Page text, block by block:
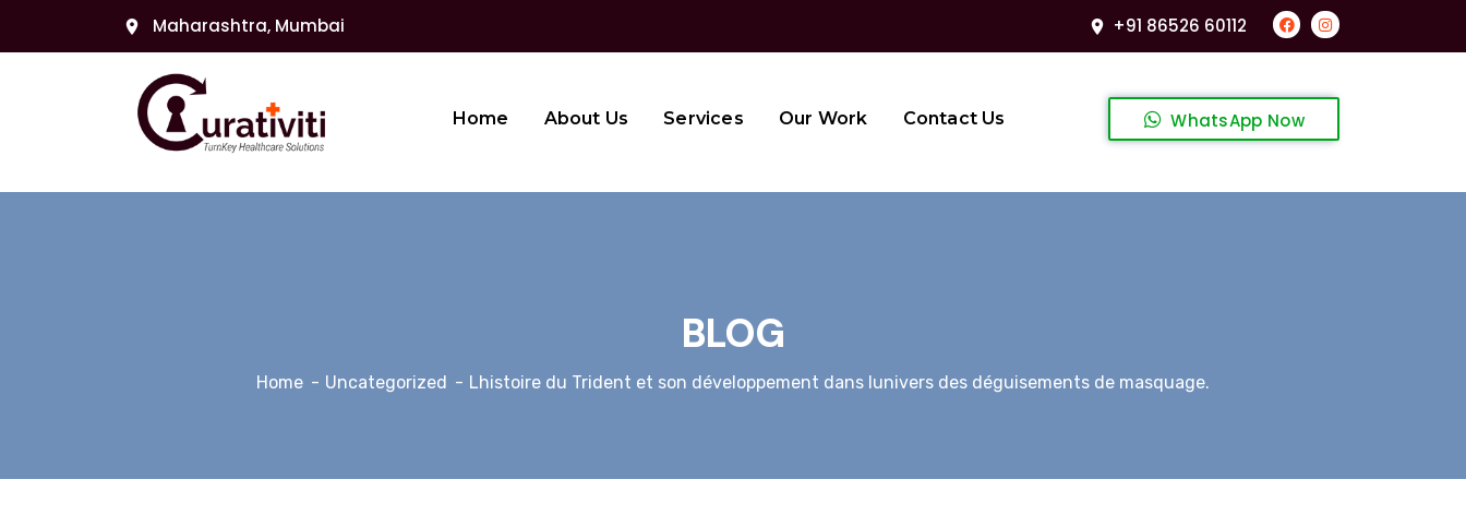
Maharashtra, Mumbai +91 86526 60112
Home About Us Services Our Work Contact Us WhatsApp Now
BLOG
Home Uncategorized Lhistoire du Trident et son développement dans lunivers des déguisements de masquage.